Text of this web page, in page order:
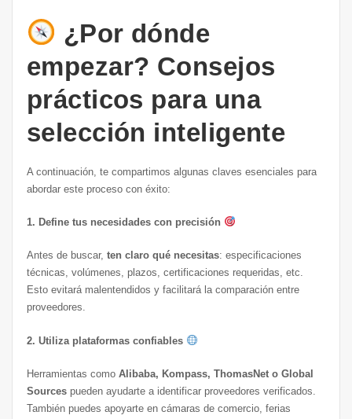
¿Por dónde
empezar? Consejos
prácticos para una
selección inteligente
A continuación, te compartimos algunas claves esenciales para
abordar este proceso con éxito:
1. Define tus necesidades con precisión
Antes de buscar, ten claro qué necesitas: especificaciones
técnicas, volúmenes, plazos, certificaciones requeridas, etc.
Esto evitará malentendidos y facilitará la comparación entre
proveedores.
2. Utiliza plataformas confiables
Herramientas como Alibaba, Kompass, ThomasNet o Global
Sourcespueden ayudarte a identificar proveedores verificados.
También puedes apoyarte en cámaras de comercio, ferias